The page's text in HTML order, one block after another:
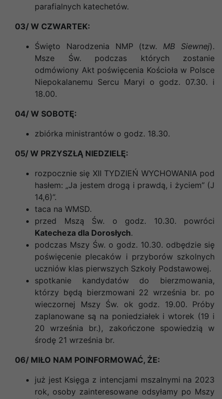
parafialnych katechetów.
03/ W CZWARTEK:
Święto Narodzenia NMP (tzw. MB Siewnej).
Msze Św. podczas których zostanie
odmówiony Akt poświęcenia Kościoła w Polsce
Niepokalanemu Sercu Maryi o godz. 07.30. i
18.00.
04/ W SOBOTĘ:
zbiórka ministrantów o godz. 18.30.
05/ W PRZYSZŁĄ NIEDZIELĘ:
rozpocznie się XII TYDZIEŃ WYCHOWANIA pod
hasłem: „Ja jestem drogą i prawdą, i życiem” (J
14,6)”.
taca na WMSD.
przed Mszą Św. o godz. 10.30. powróci
Katecheza dla Dorosłych.
podczas Mszy Św. o godz. 10.30. odbędzie się
poświęcenie plecaków i przyborów szkolnych
uczniów klas pierwszych Szkoły Podstawowej.
spotkanie kandydatów do bierzmowania,
którzy będą bierzmowani 22 września br. po
wieczornej Mszy Św. ok godz. 19.00. Próby
zaplanowane są na poniedziałek i wtorek (19 i
20 września br.), zakończone spowiedzią w
środę 21 września br.
06/ MIŁO NAM POINFORMOWAĆ, ŻE:
już jest Księga z intencjami mszalnymi na 2023
rok, osoby zainteresowane odsyłamy po Mszy